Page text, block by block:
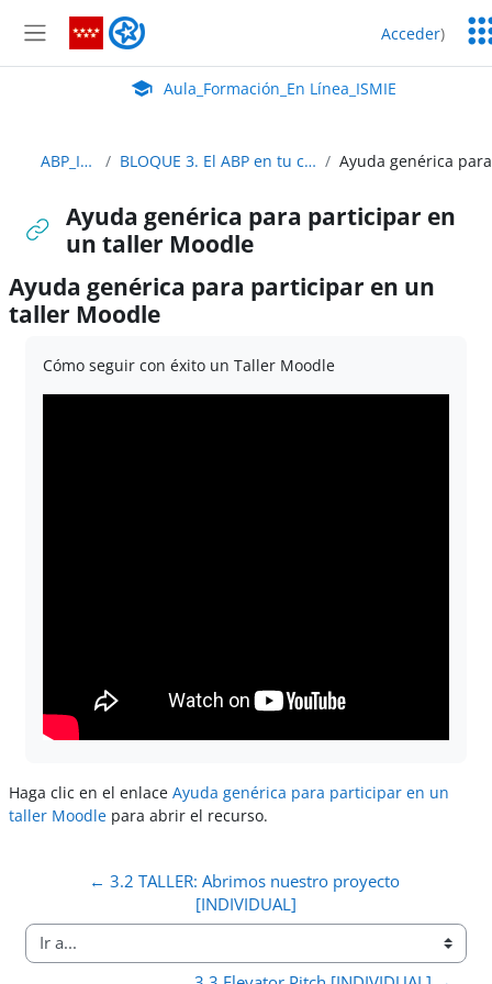
Panel lateral
Aula_Formación_En Línea_ISMIE Acceder)
Aula Virtual de EducaMadrid:
Aula_Formación_En Línea_ISMIE
ABP_IyP_Abierto BLOQUE 3. El ABP en tu centro y en tu red de aprendizaje
Ayuda genérica para participar en
un taller Moodle
Ayuda genérica para participar en un
taller Moodle
Cómo seguir con éxito un Taller Moodle
Haga clic en el enlace Ayuda genérica para participar en un
taller Moodle para abrir el recurso.
← 3.2 TALLER: Abrimos nuestro proyecto
[INDIVIDUAL]
Ir a...